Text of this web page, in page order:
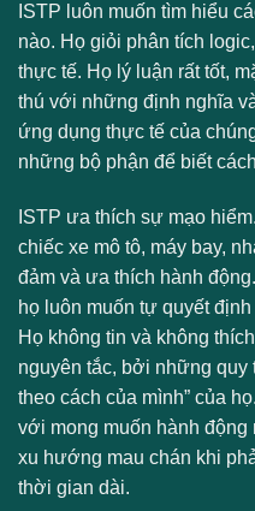
ISTP luôn muốn tìm hiểu
nào. Họ giỏi phân tích
thực tế. Họ lý luận rất tốt,
thú với những định nghĩa
ứng dụng thực tế của
những bộ phận để biết
ISTP ưa thích sự mạo
chiếc xe mô tô, máy bay,
đảm và ưa thích hành
họ luôn muốn tự quyết
Họ không tin và không
nguyên tắc, bởi những quy
theo cách của mình” của
với mong muốn hành
xu hướng mau chán khi
thời gian dài.